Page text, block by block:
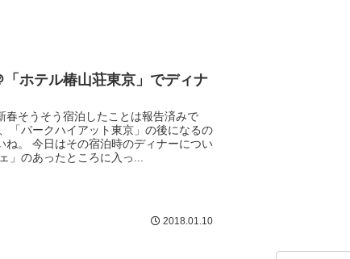
「ホテル椿山荘東京」でディナ
春そうそう宿泊したことは報告済みで
「パークハイアット東京」の後になるの
ね。 今日はその宿泊時のディナーについ
」のあったところに入っ...
2018.01.10